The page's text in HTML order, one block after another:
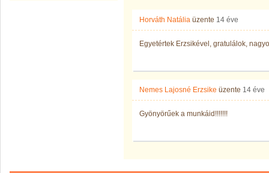
Horváth Natália üzente 14 éve
Egyetértek Erzsikével, gratulálok,
Nemes Lajosné Erzsike üzente 14 éve
Gyönyörűek a munkáid!!!!!!!